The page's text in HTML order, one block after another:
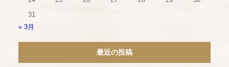
31
« 3月
最近の投稿